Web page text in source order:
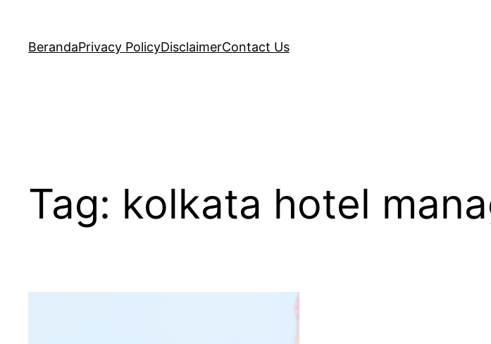
kontenBerandaPrivacy PolicyDisclaimerContact Us
Tag: kolkata hotel